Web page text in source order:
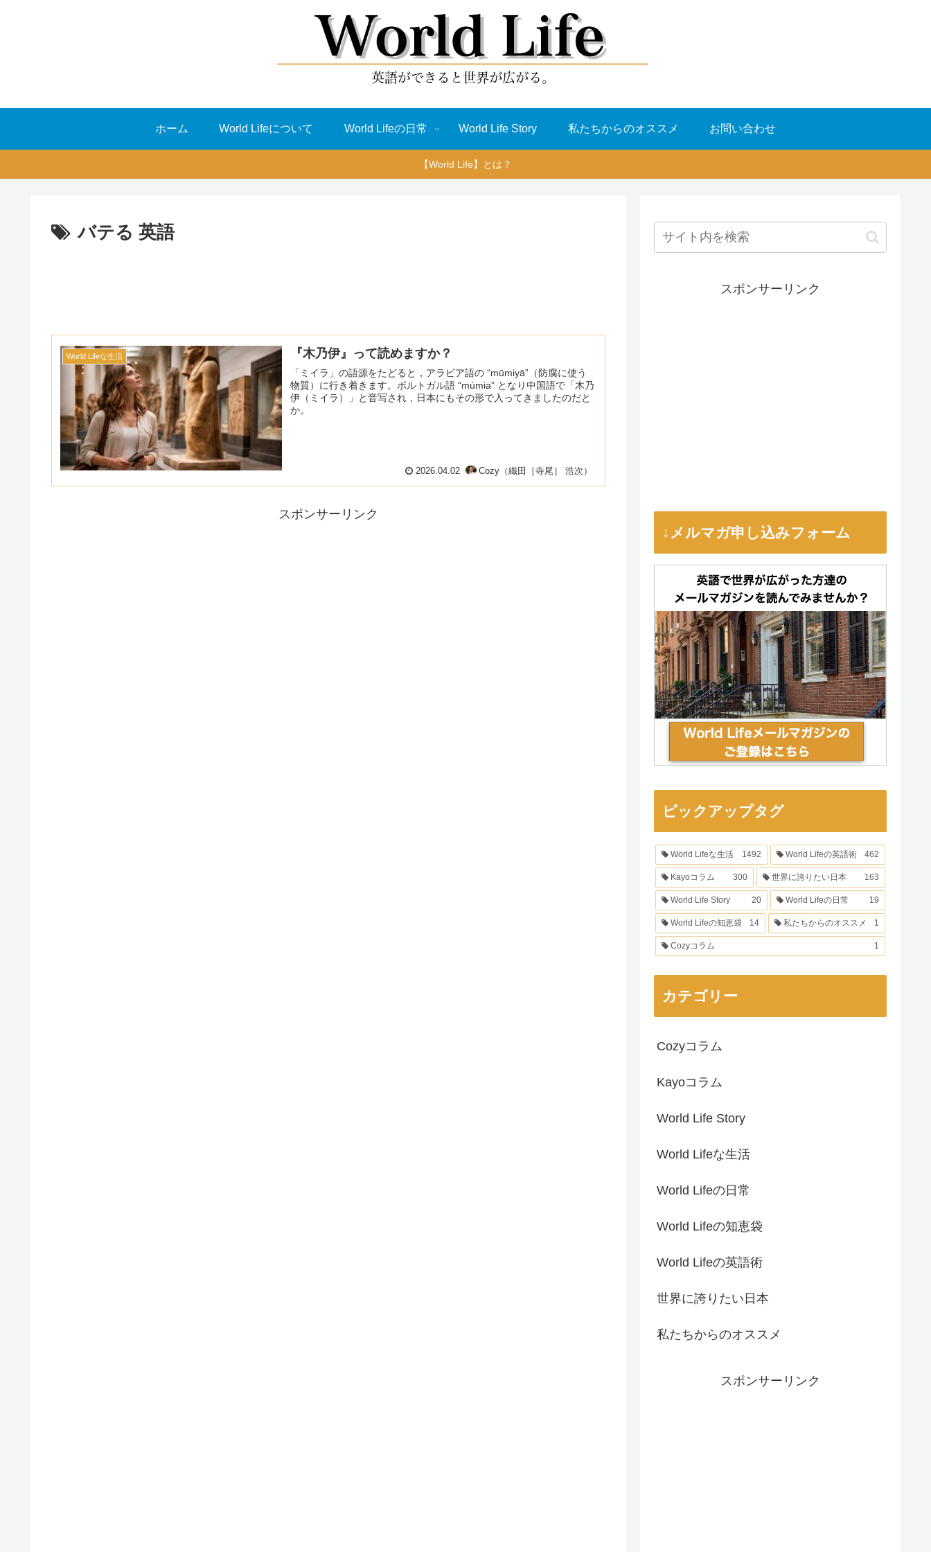
ホーム World Lifeについて World Lifeの日常 World Life Story 私たちからのオススメ お問い合わせ
【World Life】とは？
バテる 英語
World Lifeな生活 『木乃伊』って読めますか？
「ミイラ」の語源をたどると，アラビア語の “mūmiyā”（防腐に使う
物質）に行き着きます。ポルトガル語 “múmia” となり中国語で「木乃
伊（ミイラ）」と音写され，日本にもその形で入ってきましたのだと
か。
2026.04.02 Cozy（織田［寺尾］ 浩次）
スポンサーリンク
スポンサーリンク
↓メルマガ申し込みフォーム
ピックアップタグ
World Lifeな生活 1492 World Lifeの英語術 462
Kayoコラム 300 世界に誇りたい日本 163
World Life Story 20 World Lifeの日常 19
World Lifeの知恵袋 14 私たちからのオススメ 1
Cozyコラム 1
カテゴリー
Cozyコラム
Kayoコラム
World Life Story
World Lifeな生活
World Lifeの日常
World Lifeの知恵袋
World Lifeの英語術
世界に誇りたい日本
私たちからのオススメ
スポンサーリンク